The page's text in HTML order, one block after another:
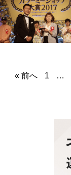
« 前へ 1 …